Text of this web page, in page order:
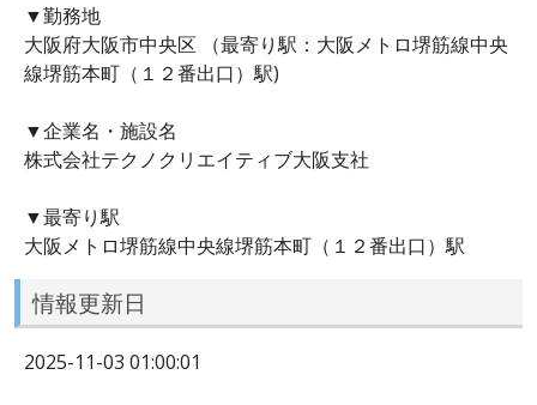
▼勤務地
大阪府大阪市中央区 （最寄り駅：大阪メトロ堺筋線中央
線堺筋本町（１２番出口）駅)
▼企業名・施設名
株式会社テクノクリエイティブ大阪支社
▼最寄り駅
大阪メトロ堺筋線中央線堺筋本町（１２番出口）駅
情報更新日
2025-11-03 01:00:01